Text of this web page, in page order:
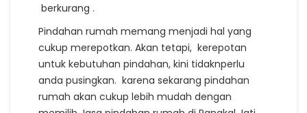
berkurang .
Pindahan rumah memang menjadi hal yang
cukup merepotkan. Akan tetapi, kerepotan
untuk kebutuhan pindahan, kini tidaknperlu
anda pusingkan. karena sekarang pindahan
rumah akan cukup lebih mudah dengan